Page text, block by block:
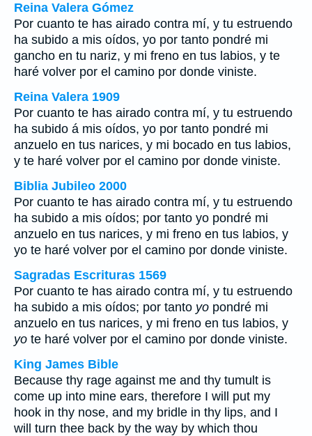
Reina Valera Gómez
Por cuanto te has airado contra mí, y tu estruendo
ha subido a mis oídos, yo por tanto pondré mi
gancho en tu nariz, y mi freno en tus labios, y te
haré volver por el camino por donde viniste.
Reina Valera 1909
Por cuanto te has airado contra mí, y tu estruendo
ha subido á mis oídos, yo por tanto pondré mi
anzuelo en tus narices, y mi bocado en tus labios,
y te haré volver por el camino por donde viniste.
Biblia Jubileo 2000
Por cuanto te has airado contra mí, y tu estruendo
ha subido a mis oídos; por tanto yo pondré mi
anzuelo en tus narices, y mi freno en tus labios, y
yo te haré volver por el camino por donde viniste.
Sagradas Escrituras 1569
Por cuanto te has airado contra mí, y tu estruendo
ha subido a mis oídos; por tanto yo pondré mi
anzuelo en tus narices, y mi freno en tus labios, y
yo te haré volver por el camino por donde viniste.
King James Bible
Because thy rage against me and thy tumult is
come up into mine ears, therefore I will put my
hook in thy nose, and my bridle in thy lips, and I
will turn thee back by the way by which thou